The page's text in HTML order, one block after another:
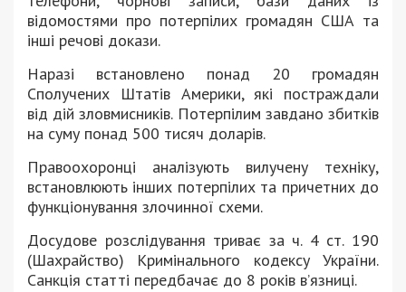
відомостями про потерпілих громадян США та
інші речові докази.
Наразі встановлено понад 20 громадян
Сполучених Штатів Америки, які постраждали
від дій зловмисників. Потерпілим завдано збитків
на суму понад 500 тисяч доларів.
Правоохоронці аналізують вилучену техніку,
встановлюють інших потерпілих та причетних до
функціонування злочинної схеми.
Досудове розслідування триває за ч. 4 ст. 190
(Шахрайство) Кримінального кодексу України.
Санкція статті передбачає до 8 років в’язниці.